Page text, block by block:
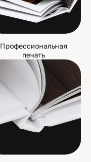
Профессиональная
печать